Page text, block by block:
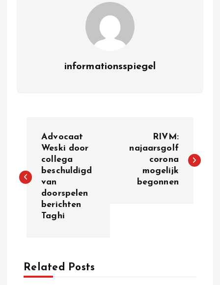
informationsspiegel
s
v
Advocaat
Weski door
collega
beschuldigd
van
doorspelen
berichten
Taghi
RIVM:
najaarsgolf
corona
mogelijk
begonnen
Related Posts